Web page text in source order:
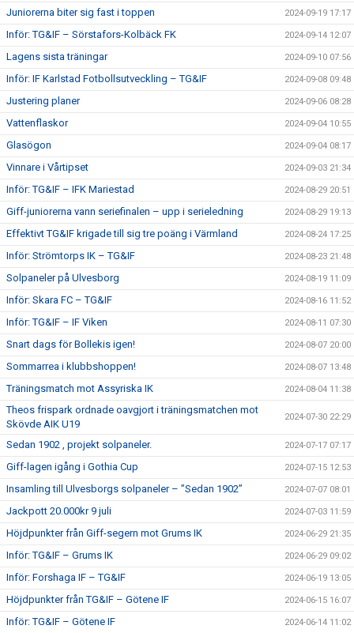
Juniorerna biter sig fast i toppen 2024-09-19 17:17
Inför: TG&IF – Sörstafors-Kolbäck FK 2024-09-14 12:07
Lagens sista träningar 2024-09-10 07:56
Inför: IF Karlstad Fotbollsutveckling – TG&IF 2024-09-08 09:48
Justering planer 2024-09-06 08:28
Vattenflaskor 2024-09-04 10:55
Glasögon 2024-09-04 08:17
Vinnare i Vårtipset 2024-09-03 21:34
Inför: TG&IF – IFK Mariestad 2024-08-29 20:51
Giff-juniorerna vann seriefinalen – upp i serieledning 2024-08-29 19:13
Effektivt TG&IF krigade till sig tre poäng i Värmland 2024-08-24 17:25
Inför: Strömtorps IK – TG&IF 2024-08-23 21:48
Solpaneler på Ulvesborg 2024-08-19 11:09
Inför: Skara FC – TG&IF 2024-08-16 11:52
Inför: TG&IF – IF Viken 2024-08-11 07:30
Snart dags för Bollekis igen! 2024-08-07 20:00
Sommarrea i klubbshoppen! 2024-08-07 13:48
Träningsmatch mot Assyriska IK 2024-08-04 11:38
Theos frispark ordnade oavgjort i träningsmatchen mot
Skövde AIK U19
2024-07-30 22:29
Sedan 1902 , projekt solpaneler. 2024-07-17 07:17
Giff-lagen igång i Gothia Cup 2024-07-15 12:53
Insamling till Ulvesborgs solpaneler – ”Sedan 1902” 2024-07-07 08:01
Jackpott 20.000kr 9 juli 2024-07-03 11:59
Höjdpunkter från Giff-segern mot Grums IK 2024-06-29 21:35
Inför: TG&IF – Grums IK 2024-06-29 09:02
Inför: Forshaga IF – TG&IF 2024-06-19 13:05
Höjdpunkter från TG&IF – Götene IF 2024-06-15 16:07
Inför: TG&IF – Götene IF 2024-06-14 11:02